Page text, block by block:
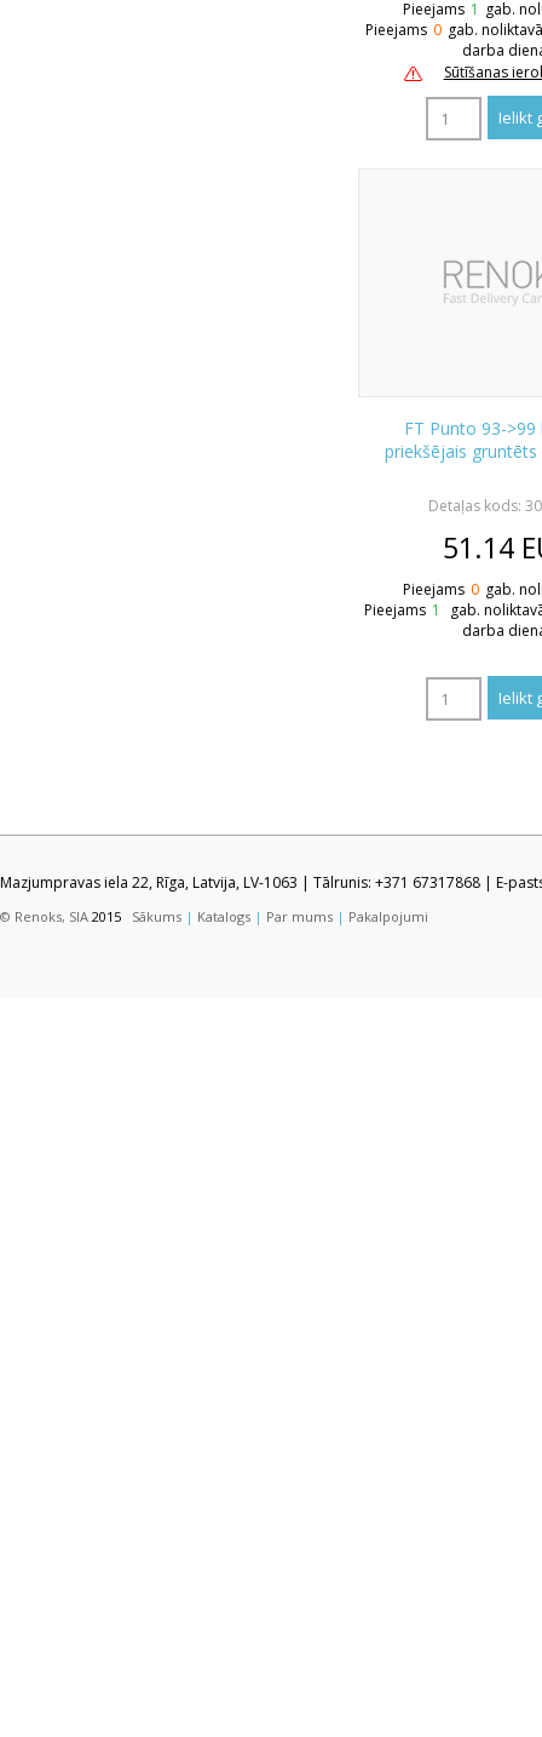
Pieejams 1 gab.
Pieejams 0 gab.
darba
Sūtīšanas
FT Punto 93->99
priekšējais
Detaļas kods:
51.14
Pieejams 0 gab.
Pieejams 1
gab.
darba
Mazjumpravas iela 22, Rīga, Latvija, LV-1063 | Tālrunis: +371 67317868 | E-
© Renoks, SIA 2015 Sākums | Katalogs | Par mums | Pakalpojumi